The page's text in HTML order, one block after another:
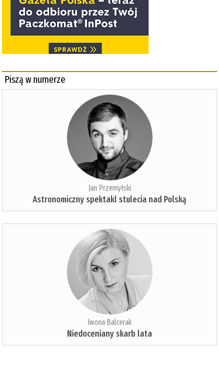
Piszą w numerze
Jan Przemyłski
Astronomiczny spektakl stulecia nad Polską
Iwona Balcerak
Niedoceniany skarb lata